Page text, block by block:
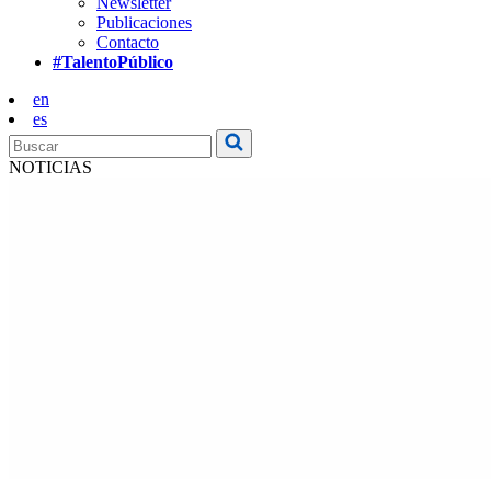
Publicaciones
Contacto
#TalentoPúblico
en
es
NOTICIAS